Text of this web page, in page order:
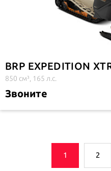
BRP EXPEDITION
850 см³, 165 л.с.
Звоните
1 2